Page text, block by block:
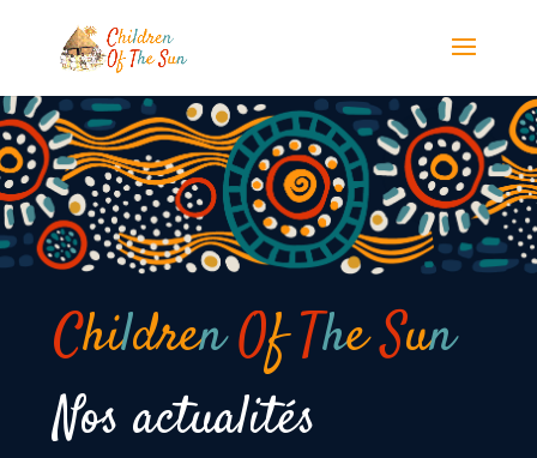
ChildrenOfTheSun
Nos actualités